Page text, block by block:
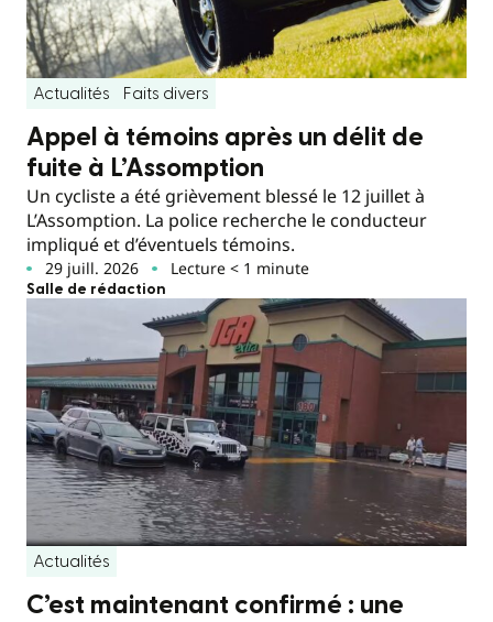
Actualités Faits divers
Appel à témoins après un délit de
fuite à L’Assomption
Un cycliste a été grièvement blessé le 12 juillet à
L’Assomption. La police recherche le conducteur
impliqué et d’éventuels témoins.
29 juill. 2026 Lecture < 1 minute
Salle de rédaction
Actualités
C’est maintenant confirmé : une